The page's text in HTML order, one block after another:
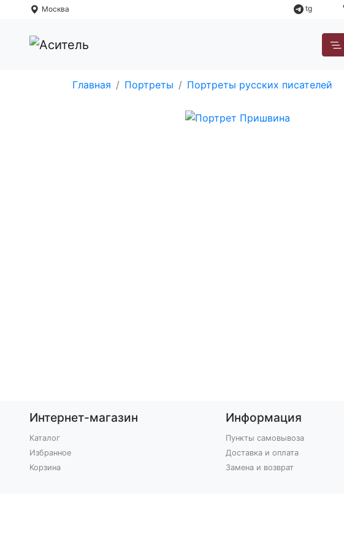
Москва tg
Главная Портреты Портреты русских писателей
Интернет-магазин
Каталог
Избранное
Корзина
Информация
Пункты самовывоза
Доставка и оплата
Замена и возврат